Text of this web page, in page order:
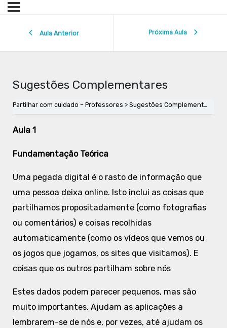
Aula Anterior Próxima Aula
Sugestões Complementares
Partilhar com cuidado – Professores Sugestões Complementares
Aula 1
Fundamentação Teórica
Uma pegada digital é o rasto de informação que
uma pessoa deixa online. Isto inclui as coisas que
partilhamos propositadamente (como fotografias
ou comentários) e coisas recolhidas
automaticamente (como os vídeos que vemos ou
os jogos que jogamos, os sites que visitamos). E
coisas que os outros partilham sobre nós
Estes dados podem parecer pequenos, mas são
muito importantes. Ajudam as aplicações a
lembrarem-se de nós e, por vezes, até ajudam os